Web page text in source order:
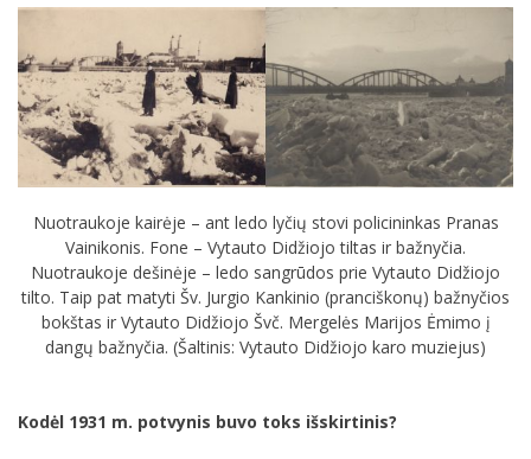
Nuotraukoje kairėje – ant ledo lyčių stovi policininkas Pranas
Vainikonis. Fone – Vytauto Didžiojo tiltas ir bažnyčia.
Nuotraukoje dešinėje – ledo sangrūdos prie Vytauto Didžiojo
tilto. Taip pat matyti Šv. Jurgio Kankinio (pranciškonų) bažnyčios
bokštas ir Vytauto Didžiojo Švč. Mergelės Marijos Ėmimo į
dangų bažnyčia. (Šaltinis: Vytauto Didžiojo karo muziejus)
Kodėl 1931 m. potvynis buvo toks išskirtinis?